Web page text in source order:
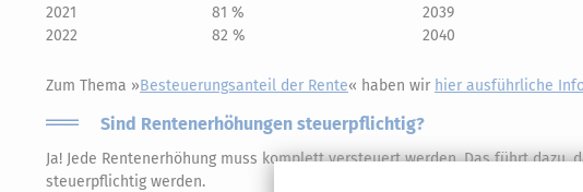
2021
81 % 2039
2022
82 % 2040
Zum Thema »Besteuerungsanteil der Rente« haben wir hier ausführliche
Sind Rentenerhöhungen steuerpflichtig?
Ja! Jede Rentenerhöhung muss komplett versteuert werden. Das führt
steuerpflichtig werden.